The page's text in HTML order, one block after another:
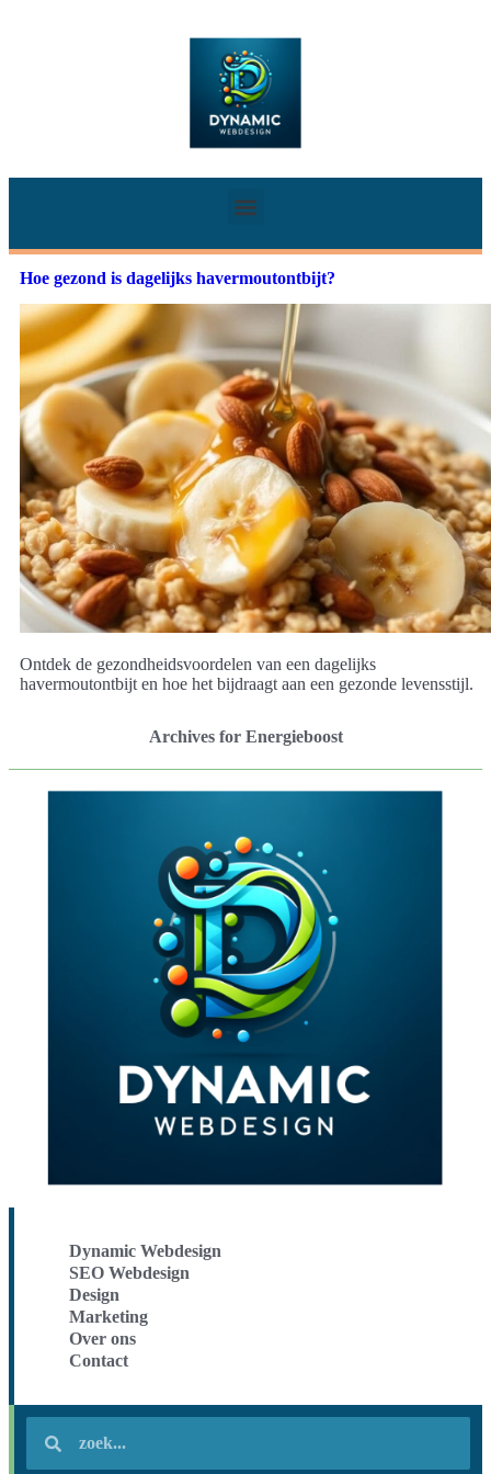
Hoe gezond is dagelijks havermoutontbijt?
Ontdek de gezondheidsvoordelen van een dagelijks
havermoutontbijt en hoe het bijdraagt aan een gezonde levensstijl.
Archives for Energieboost
Dynamic Webdesign
SEO Webdesign
Design
Marketing
Over ons
Contact